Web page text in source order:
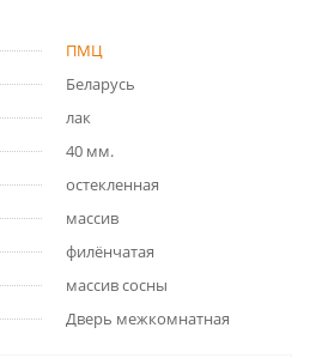
ПМЦ
Беларусь
лак
40 мм.
остекленная
массив
филёнчатая
массив сосны
Дверь межкомнатная